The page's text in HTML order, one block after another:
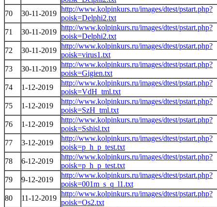
70
30-11-2019
http://www.kolpinkurs.ru/images/dtest/pstart.php?
poisk=Delphi2.txt
71
30-11-2019
http://www.kolpinkurs.ru/images/dtest/pstart.php?
poisk=Delphi2.txt
72
30-11-2019
http://www.kolpinkurs.ru/images/dtest/pstart.php?
poisk=virus1.txt
73
30-11-2019
http://www.kolpinkurs.ru/images/dtest/pstart.php?
poisk=Gigien.txt
74
1-12-2019
http://www.kolpinkurs.ru/images/dtest/pstart.php?
poisk=VdH_tml.txt
75
1-12-2019
http://www.kolpinkurs.ru/images/dtest/pstart.php?
poisk=SzH_tml.txt
76
1-12-2019
http://www.kolpinkurs.ru/images/dtest/pstart.php?
poisk=Sshisl.txt
77
3-12-2019
http://www.kolpinkurs.ru/images/dtest/pstart.php?
poisk=p_h_p_test.txt
78
6-12-2019
http://www.kolpinkurs.ru/images/dtest/pstart.php?
poisk=p_h_p_test.txt
79
9-12-2019
http://www.kolpinkurs.ru/images/dtest/pstart.php?
poisk=001m_s_q_l1.txt
80
11-12-2019
http://www.kolpinkurs.ru/images/dtest/pstart.php?
poisk=Os2.txt